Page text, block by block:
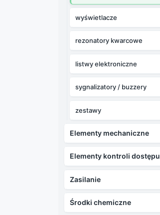
wyświetlacze
rezonatory kwarcowe
listwy elektroniczne
sygnalizatory / buzzery
zestawy
Elementy mechaniczne
Elementy kontroli dostępu
Zasilanie
Środki chemiczne